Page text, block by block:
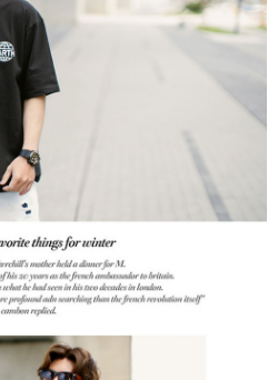
款，方視為交易完成。
立刻繳費，但若您需要取消訂單，請聯絡
之訂單仍視為有效，需透過AFTEE先享
後付 」之結帳頁面顯示為準，若有關於
款等相關疑問，請聯繫「AFTEE先享後付
support/home
供之「AFTEE先享後付」服務完成之交
人資料，並將交易相關給付款項請求債
覽以下網址：
代理人或監護人之同意方可使用
申辦者引起之損失，本公司不負相關責
將依據個別帳號之用戶狀況，依本公司即
有額度不足之情形，本公司將視審查結果
上)免運費
上)免運費
上)免運費